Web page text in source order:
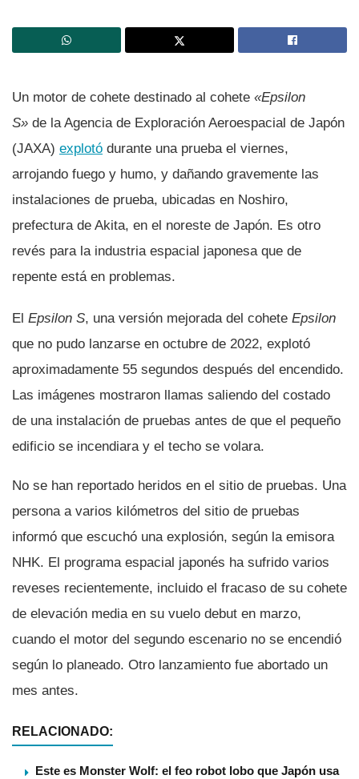
Un motor de cohete destinado al cohete «Epsilon
S» de la Agencia de Exploración Aeroespacial de Japón
(JAXA) explotó durante una prueba el viernes,
arrojando fuego y humo, y dañando gravemente las
instalaciones de prueba, ubicadas en Noshiro,
prefectura de Akita, en el noreste de Japón. Es otro
revés para la industria espacial japonesa que de
repente está en problemas.
El Epsilon S, una versión mejorada del cohete Epsilon
que no pudo lanzarse en octubre de 2022, explotó
aproximadamente 55 segundos después del encendido.
Las imágenes mostraron llamas saliendo del costado
de una instalación de pruebas antes de que el pequeño
edificio se incendiara y el techo se volara.
No se han reportado heridos en el sitio de pruebas. Una
persona a varios kilómetros del sitio de pruebas
informó que escuchó una explosión, según la emisora
NHK. El programa espacial japonés ha sufrido varios
reveses recientemente, incluido el fracaso de su cohete
de elevación media en su vuelo debut en marzo,
cuando el motor del segundo escenario no se encendió
según lo planeado. Otro lanzamiento fue abortado un
mes antes.
RELACIONADO:
Este es Monster Wolf: el feo robot lobo que Japón usa